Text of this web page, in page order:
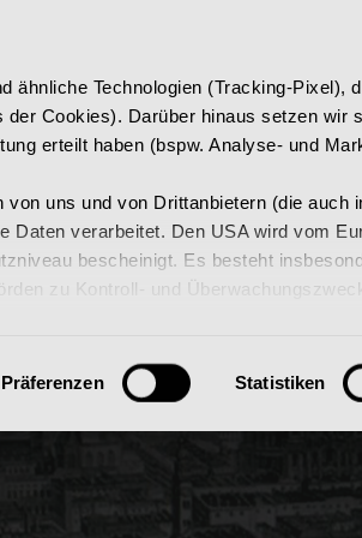
ähnliche Technologien (Tracking-Pixel),
der Cookies). Darüber hinaus setzen wir
erteilt haben (bspw. Analyse- und
von uns und von Drittanbietern (die auch
Daten verarbeitet. Den USA wird vom
bescheinigt. Es besteht
zu Kontroll- und
(inkl. US) zulassen“ stimmen Sie
verwendet werden dürfen.
damit die Website ordnungsgemäß
jederzeit mit Wirkung für die Zukunft
Präferenzen Statistiken